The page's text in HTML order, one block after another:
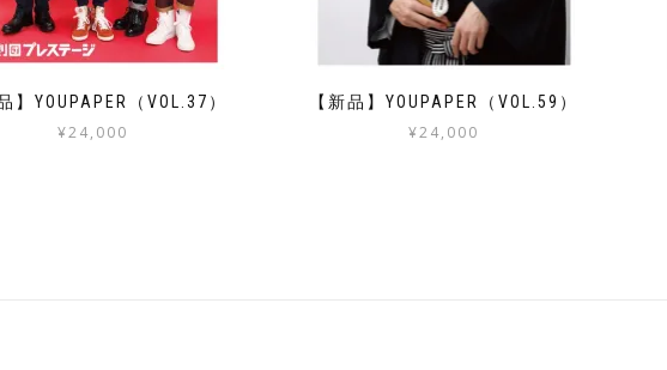
】YOUPAPER（VOL.37）
¥24,000
【新品】YOUPAPER（VOL.59）
¥24,000